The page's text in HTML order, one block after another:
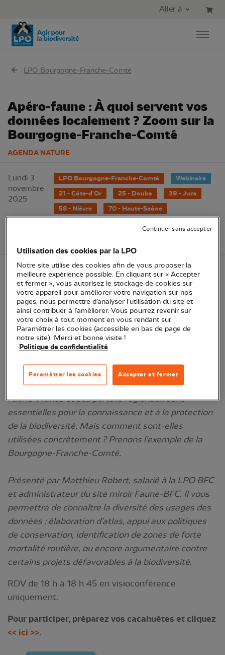
Aller au menu principal
Aller à
LPO Bourgogne-Franche-Comté
Apéro-faune : À quoi servent vos
données localement ? Zoom sur la
Bourgogne-Franche-Comté
AGENDA NATURE
Lundi 3
novembre
2025
LPO Bourgogne-Franche-Comté
Webinaire
21 - Côte-d'Or
25 - Doubs
39 - Jura
58 - Nièvre
70 - Haute-Saône
À destination de tous, ces rendez-vous courts vous
permettront de mieux connaître et utiliser les
bases de données naturalistes « Faune » (dont
Faune-BFC ) etNaturaList. Il peut s'agir de
thématiques très pratiques, techniques ou plus
générales mais aussi de séances de
questions/réponses.
Ce mois-ci, sujet régional ! Les données saisies sur
Faune-France et ses portails régionaux sont
essentielles pour la connaissance et à la protection
de la biodiversité. Mais comment sont-elles
utilisées concrètement ? Prenons l'exemple de la
Bourgogne-Franche-Comté.
Présenté par Matthieu Robert, salarié à la LPO BFC
et administrateur du site miroir Faune-BFC. Il vous
permettra de connaître la diversité des usages des
données : élaboration d’atlas, appui aux politiques
de conservation, identification de zones de forte
mortalité routière, ou encore argumentaire contre
certains projets défavorables à la biodiversité.
RDV de 18 h à 18 h 45 en visioconférence
uniquement.
Pour participer, préparez vos cacahuètes et cliquez
<< ici >>.
Utilisation des cookies par la LPO
Notre site utilise des cookies afin de vous proposer la
meilleure expérience possible. En cliquant sur « Accepter
et fermer », vous autorisez le stockage de cookies sur
votre appareil pour améliorer votre navigation sur nos
pages, nous permettre d’analyser l’utilisation du site et
ainsi contribuer à l’améliorer. Vous pourrez revenir sur
votre choix à tout moment en vous rendant sur
Paramétrer les cookies (accessible en bas de page de
notre site). Merci et bonne visite !
Politique de confidentialité
Accepter et fermer
Paramétrer les cookies
Continuer sans accepter